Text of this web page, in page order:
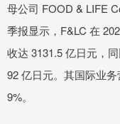
母公司 FOOD & LIFE
季报显示，F&LC 在
收达 3131.5 亿日元，
92 亿日元。其国际业
9%。